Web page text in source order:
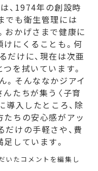
、1974年の創設時
でも衛生管理には
おかげさまで健康に
けにくることも。何
だけに、現在は次亜
を拭いています。
。そんななかジアイ
たちが集う〈子育
導入したところ、除
たちの安心感がアッ
だけの手軽さや、費
しています。